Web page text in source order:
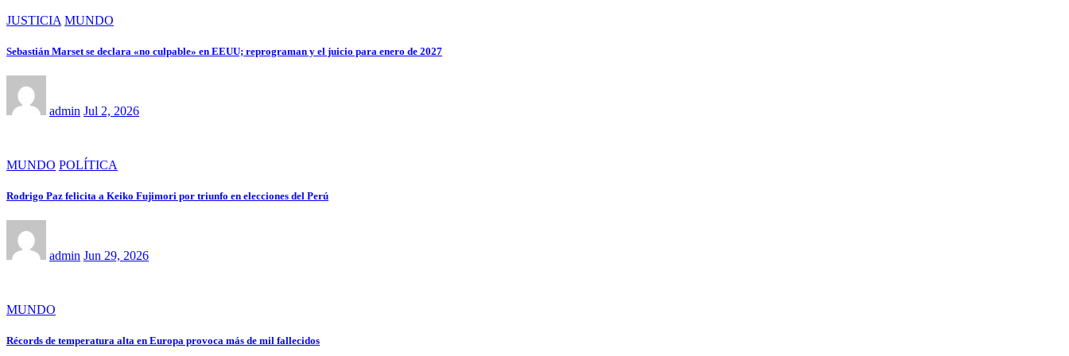
JUSTICIA MUNDO
Sebastián Marset se declara «no culpable» en EEUU; reprograman y el juicio para enero de 2027
admin Jul 2, 2026
MUNDO POLÍTICA
Rodrigo Paz felicita a Keiko Fujimori por triunfo en elecciones del Perú
admin Jun 29, 2026
MUNDO
Récords de temperatura alta en Europa provoca más de mil fallecidos